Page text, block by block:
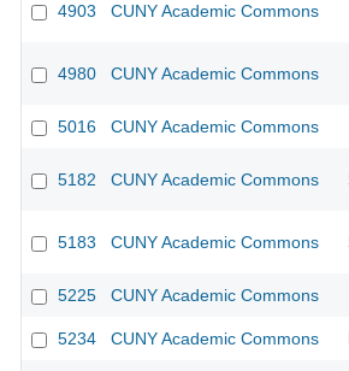
4903 CUNY Academic Commons
4980 CUNY Academic Commons
5016 CUNY Academic Commons
5182 CUNY Academic Commons
5183 CUNY Academic Commons
5225 CUNY Academic Commons
5234 CUNY Academic Commons